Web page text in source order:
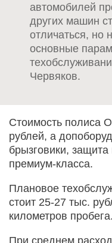
автомобилей
других машин
отличаться, но
основные
Червяков.
Стоимость полиса
рублей, а
брызговики,
премиум-класса.
Плановое
стоит 25-27 тыс.
километров пробега.
При среднем